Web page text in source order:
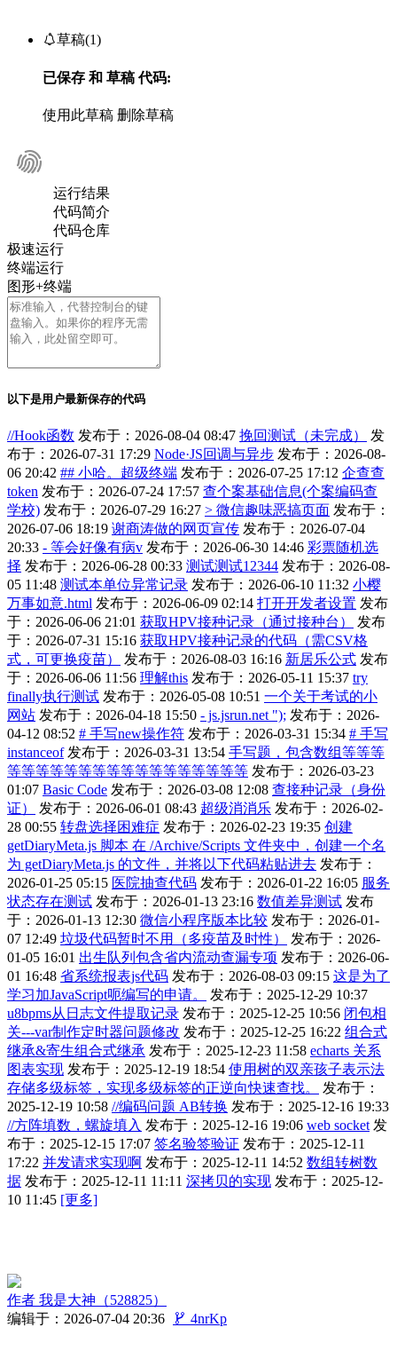
草稿(1)
已保存 和 草稿代码:
使用此草稿 删除草稿
运行结果
代码简介
代码仓库
极速运行
终端运行
图形+终端
以下是用户最新保存的代码
//Hook函数 发布于：2026-08-04 08:47 挽回测试（未完成）
发
布于：2026-07-31 17:29 Node·JS回调与异步 发布于：2026-08-
06 20:42 ## 小哈。超级终端 发布于：2026-07-25 17:12 企查查
token 发布于：2026-07-24 17:57 查个案基础信息(个案编码查
学校) 发布于：2026-07-29 16:27 > 微信趣味恶搞页面 发布于：
2026-07-06 18:19 谢商涛做的网页宣传 发布于：2026-07-04
20:33 - 等会好像有病v 发布于：2026-06-30 14:46 彩票随机选
择 发布于：2026-06-28 00:33 测试测试12344 发布于：2026-08-
05 11:48 测试本单位异常记录 发布于：2026-06-10 11:32 小樱
万事如意.html 发布于：2026-06-09 02:14 打开开发者设置 发布
于：2026-06-06 21:01 获取HPV接种记录（通过接种台）
发布
于：2026-07-31 15:16 获取HPV接种记录的代码（需CSV格
式，可更换疫苗）
发布于：2026-08-03 16:16 新居乐公式 发布
于：2026-06-06 11:56 理解this 发布于：2026-05-11 15:37 try
finally执行测试 发布于：2026-05-08 10:51 一个关于考试的小
网站 发布于：2026-04-18 15:50 - js.jsrun.net "); 发布于：2026-
04-12 08:52 # 手写new操作符 发布于：2026-03-31 15:34 # 手写
instanceof 发布于：2026-03-31 13:54 手写题，包含数组等等等
等等等等等等等等等等等等等等等等等 发布于：2026-03-23
01:07 Basic Code 发布于：2026-03-08 12:08 查接种记录（身份
证）
发布于：2026-06-01 08:43 超级消消乐 发布于：2026-02-
28 00:55 转盘选择困难症 发布于：2026-02-23 19:35 创建
getDiaryMeta.js 脚本 在 /Archive/Scripts 文件夹中，创建一个名
为 getDiaryMeta.js 的文件，并将以下代码粘贴进去 发布于：
2026-01-25 05:15 医院抽查代码 发布于：2026-01-22 16:05 服务
状态存在测试 发布于：2026-01-13 23:16 数值差异测试 发布
于：2026-01-13 12:30 微信小程序版本比较 发布于：2026-01-
07 12:49 垃圾代码暂时不用（多疫苗及时性）
发布于：2026-
01-05 16:01 出生队列包含省内流动查漏专项 发布于：2026-06-
01 16:48 省系统报表js代码 发布于：2026-08-03 09:15 这是为了
学习加JavaScript呃编写的申请。
发布于：2025-12-29 10:37
u8bpms从日志文件提取记录 发布于：2025-12-25 10:56 闭包相
关---var制作定时器问题修改 发布于：2025-12-25 16:22 组合式
继承&寄生组合式继承 发布于：2025-12-23 11:58 echarts 关系
图表实现 发布于：2025-12-19 18:54 使用树的双亲孩子表示法
存储多级标签，实现多级标签的正逆向快速查找。
发布于：
2025-12-19 10:58 //编码问题 AB转换 发布于：2025-12-16 19:33
//方阵填数，螺旋填入 发布于：2025-12-16 19:06 web socket 发
布于：2025-12-15 17:07 签名验签验证 发布于：2025-12-11
17:22 并发请求实现啊 发布于：2025-12-11 14:52 数组转树数
据 发布于：2025-12-11 11:11 深拷贝的实现 发布于：2025-12-
10 11:45 [更多]
作者 我是大神（528825）
编辑于：2026-07-04 20:36
 4nrKp